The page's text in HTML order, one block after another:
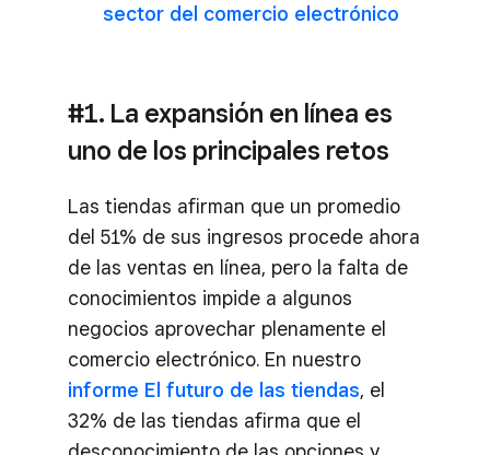
sector del comercio electrónico
#1. La expansión en línea es
uno de los principales retos
Las tiendas afirman que un promedio
del 51% de sus ingresos procede ahora
de las ventas en línea, pero la falta de
conocimientos impide a algunos
negocios aprovechar plenamente el
comercio electrónico. En nuestro
informe El futuro de las tiendas, el
32% de las tiendas afirma que el